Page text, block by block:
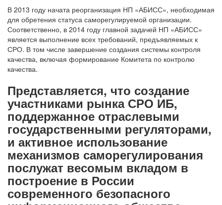
В 2013 году начата реорганизация НП «АБИСС», необходимая
для обретения статуса саморегулируемой организации.
Соответственно, в 2014 году главной задачей НП «АБИСС»
является выполнение всех требований, предъявляемых к
СРО. В том числе завершение создания системы контроля
качества, включая формирование Комитета по контролю
качества.
Представляется, что создание
участниками рынка СРО ИБ,
поддержанное отраслевыми
государственными регуляторами,
и активное использование
механизмов саморегулирования
послужат весомым вкладом в
построение в России
современного безопасного